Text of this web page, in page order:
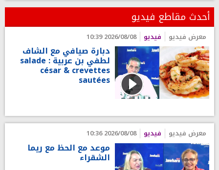
أحدث مقاطع فيديو
معرض فيديو فيديو 2026/08/08 10:39
دبارة صيافي مع الشاف
لطفي بن عربية : salade
césar & crevettes
sautées
معرض فيديو فيديو 2026/08/08 10:36
موعد مع الحظ مع ريما
الشقراء